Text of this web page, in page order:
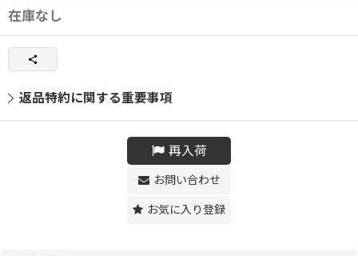
在庫なし
返品特約に関する重要事項
再入荷
お問い合わせ
お気に入り登録